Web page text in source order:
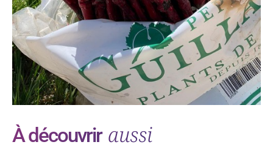
À découvrir aussi